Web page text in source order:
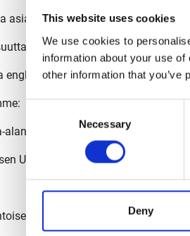
This website uses cookies
We use cookies to
information about your use
other information that you’ve
Necessary
Deny
asiakaspalvelusta sekä
joustaa työajassa hektisinä
englannin kielen taitoa
alan koulutuksen
Uudenmaan alueesta
ja vaihtelevan työn